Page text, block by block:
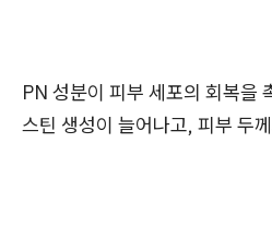
PN 성분이 피부 세포의 회복을
스틴 생성이 늘어나고, 피부 두